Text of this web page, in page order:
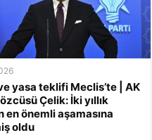
yasa teklifi Meclis’te | AK
Çelik: İki yıllık
en önemli aşamasına
oldu